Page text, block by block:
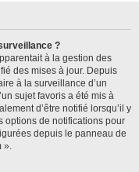
?
à la gestion des
des mises à jour. Depuis
à la surveillance d’un
sujet favoris a été mis à
d’être notifié lorsqu’il y
options de notifications pour
depuis le panneau de
».